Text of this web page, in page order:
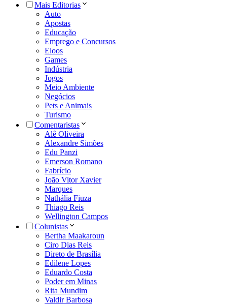
Mais Editorias
Auto
Apostas
Educação
Emprego e Concursos
Eloos
Games
Indústria
Jogos
Meio Ambiente
Negócios
Pets e Animais
Turismo
Comentaristas
Alê Oliveira
Alexandre Simões
Edu Panzi
Emerson Romano
Fabrício
João Vitor Xavier
Marques
Nathália Fiuza
Thiago Reis
Wellington Campos
Colunistas
Bertha Maakaroun
Ciro Dias Reis
Direto de Brasília
Edilene Lopes
Eduardo Costa
Poder em Minas
Rita Mundim
Valdir Barbosa